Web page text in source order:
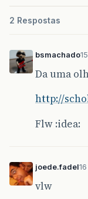
2 Respostas
bsmachado
Da uma
http://
Flw :idea:
joede.fadel
vlw